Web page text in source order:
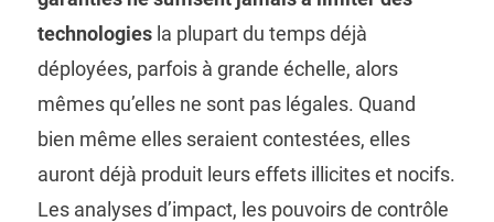
technologiesla plupart du temps déjà
déployées, parfois à grande échelle, alors
mêmes qu’elles ne sont pas légales. Quand
bien même elles seraient contestées, elles
auront déjà produit leurs effets illicites et nocifs.
Les analyses d’impact, les pouvoirs de contrôle